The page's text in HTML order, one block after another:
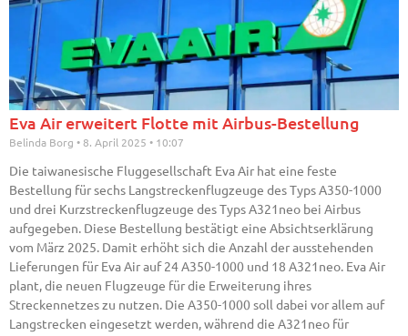
Eva Air erweitert Flotte mit Airbus-Bestellung
Belinda Borg 8. April 2025 10:07
Die taiwanesische Fluggesellschaft Eva Air hat eine feste
Bestellung für sechs Langstreckenflugzeuge des Typs A350-1000
und drei Kurzstreckenflugzeuge des Typs A321neo bei Airbus
aufgegeben. Diese Bestellung bestätigt eine Absichtserklärung
vom März 2025. Damit erhöht sich die Anzahl der ausstehenden
Lieferungen für Eva Air auf 24 A350-1000 und 18 A321neo. Eva Air
plant, die neuen Flugzeuge für die Erweiterung ihres
Streckennetzes zu nutzen. Die A350-1000 soll dabei vor allem auf
Langstrecken eingesetzt werden, während die A321neo für